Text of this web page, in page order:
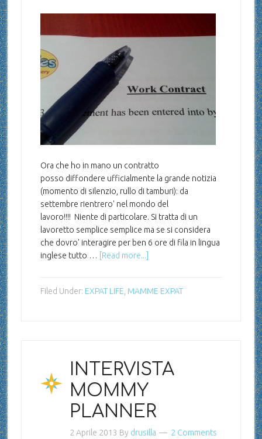
Ora che ho in mano un contratto
posso diffondere ufficialmente la grande notizia
(momento di silenzio, rullo di tamburi): da
settembre rientrero' nel mondo del
lavoro!!!! Niente di particolare. Si tratta di un
lavoretto semplice semplice ma se si considera
che dovro' interagire per ben 6 ore di fila in lingua
inglese tutto …
[Read more...]
Filed Under: EXPAT LIFE MAMME EXPAT
INTERVISTA
MOMMY
PLANNER
2 Aprile 2013 By drusilla 2 Comments